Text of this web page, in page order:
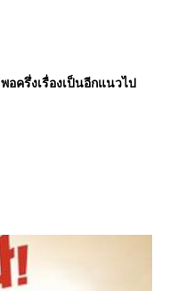
อครึ่งเรื่องเป็นอีกแนวไป